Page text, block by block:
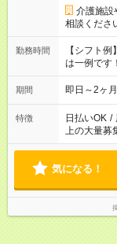
介護施
相談くださ
勤務時間
【シフト例
は一例です
期間 即日～2ヶ
特徴 日払いOK /
上の大量募
気になる！